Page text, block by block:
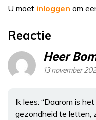
U moet inloggen om
Reactie
Heer
13 november
Ik lees: “Daarom is
gezondheid te letten,